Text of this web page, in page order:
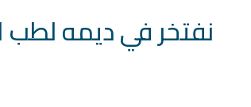
نفتخر في ديمه لطب